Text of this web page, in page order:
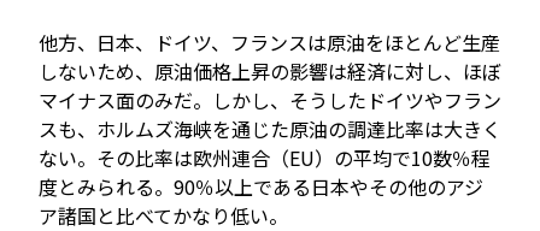
他方、日本、ドイツ、フランスは原油をほとんど生産
しないため、原油価格上昇の影響は経済に対し、ほぼ
マイナス面のみだ。しかし、そうしたドイツやフラン
スも、ホルムズ海峡を通じた原油の調達比率は大きく
ない。その比率は欧州連合（EU）の平均で10数％程
度とみられる。90％以上である日本やその他のアジ
ア諸国と比べてかなり低い。